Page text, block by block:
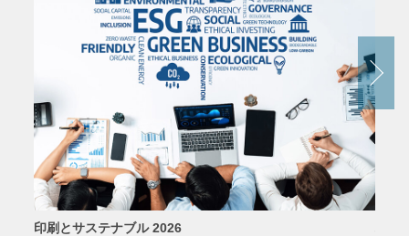
印刷とサステナブル 2026